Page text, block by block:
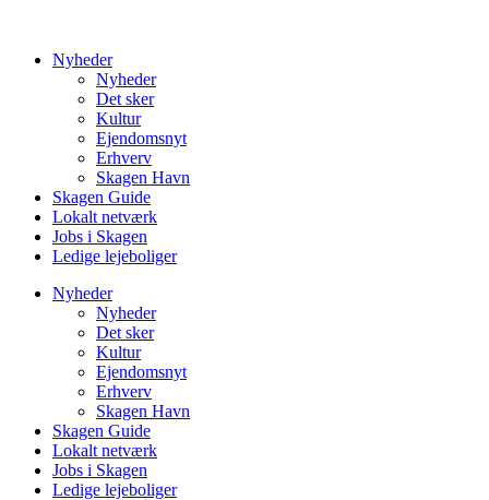
Nyheder
Nyheder
Det sker
Kultur
Ejendomsnyt
Erhverv
Skagen Havn
Skagen Guide
Lokalt netværk
Jobs i Skagen
Ledige lejeboliger
Nyheder
Nyheder
Det sker
Kultur
Ejendomsnyt
Erhverv
Skagen Havn
Skagen Guide
Lokalt netværk
Jobs i Skagen
Ledige lejeboliger